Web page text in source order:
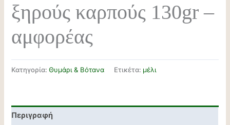
ξηρούς καρπούς 130gr –
αμφορέας
Κατηγορία:Θυμάρι & Βότανα Ετικέτα: μέλι
Περιγραφή